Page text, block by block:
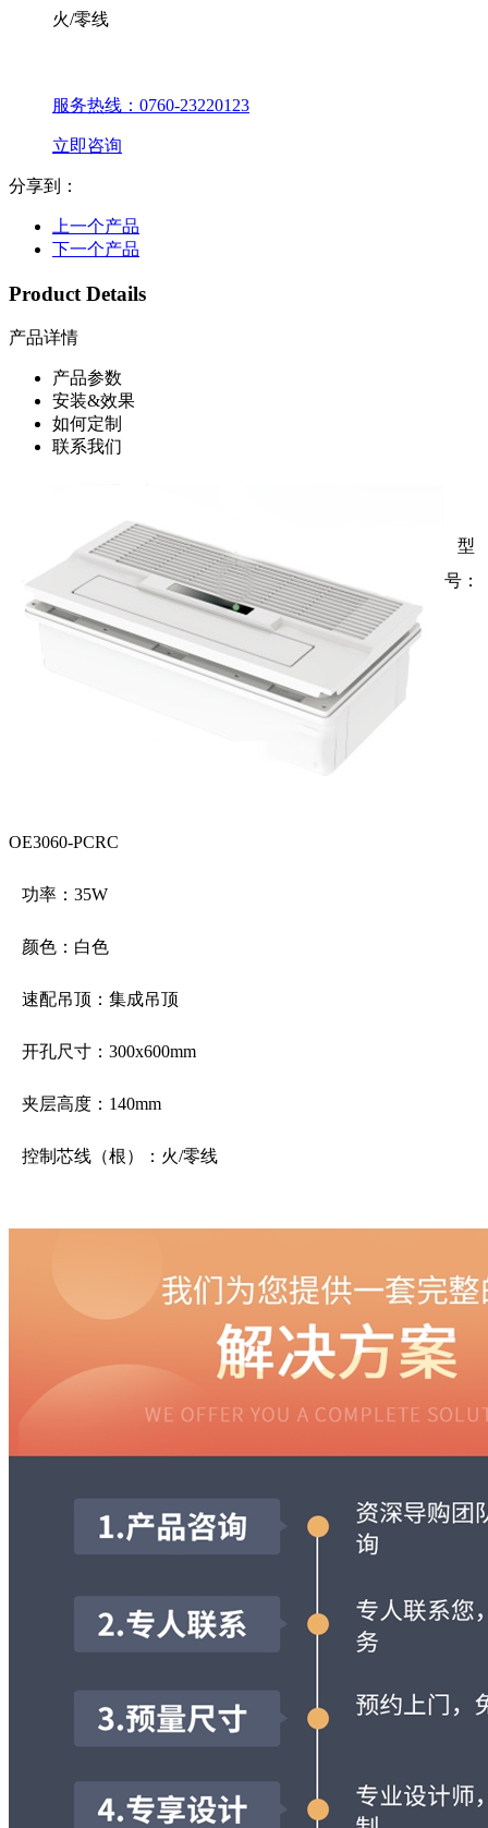
火/零线
服务热线：0760-23220123
立即咨询
分享到：
上一个产品
下一个产品
Product Details
产品详情
产品参数
安装&效果
如何定制
联系我们
型
号：
OE3060-PCRC
功率：35W
颜色：白色
速配吊顶：集成吊顶
开孔尺寸：300x600mm
夹层高度：140mm
控制芯线（根）：火/零线